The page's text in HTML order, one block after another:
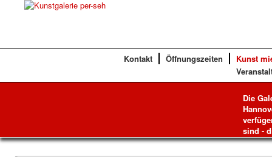
Kontakt Öffnungszeiten
Kunst
Die
sind -